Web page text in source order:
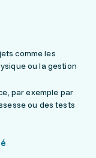
comme les
ou la gestion
par exemple par
ou des tests